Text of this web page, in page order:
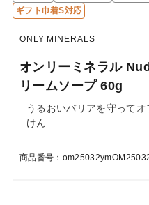
ギフト巾着S対応
ONLY MINERALS
オンリーミネラル
リームソープ 60g
うるおいバリアを守って
けん
商品番号：